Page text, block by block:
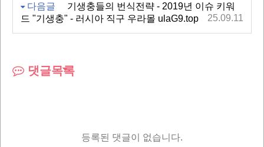
다음글
기생충들의 번식전략 - 2019년 이슈 키워
드 "기생충" - 러시아 직구 우라몰 ulaG9.top
25.09.11
댓글목록
등록된 댓글이 없습니다.